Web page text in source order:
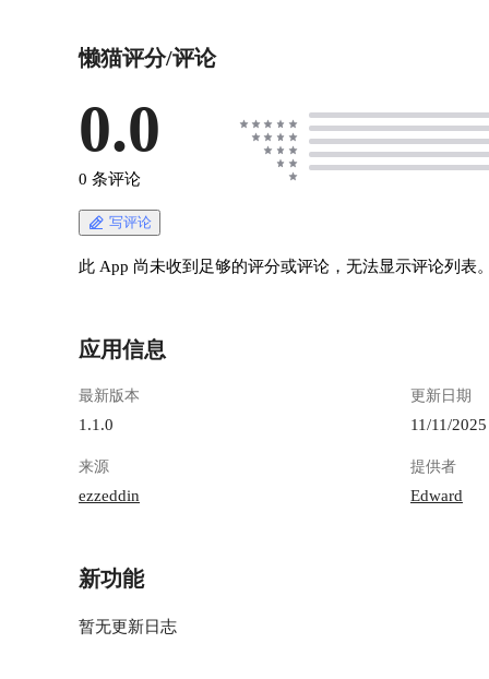
懒猫评分/评论
0.0
0 条评论
写评论
此 App 尚未收到足够的评分或评论，无法显示评论列表
应用信息
最新版本
1.1.0
更新日期
11/11/2025
来源
ezzeddin
提供者
Edward
新功能
暂无更新日志